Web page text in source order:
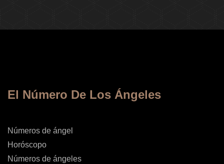
El Número De Los Ángeles
Números de ángel
Horóscopo
Números de ángeles